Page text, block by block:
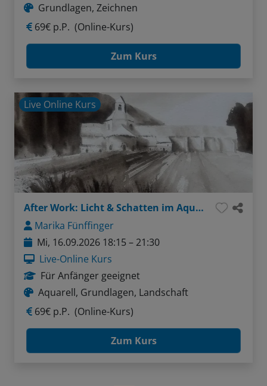
Grundlagen, Zeichnen
69€ p.P. (Online-Kurs)
Zum Kurs
Live Online Kurs
After Work: Licht & Schatten im Aquarell - Tonwerte verstehen und anwenden
Marika Fünffinger
Mi, 16.09.2026 18:15 – 21:30
Live-Online Kurs
Für Anfänger geeignet
Aquarell, Grundlagen, Landschaft
69€ p.P. (Online-Kurs)
Zum Kurs